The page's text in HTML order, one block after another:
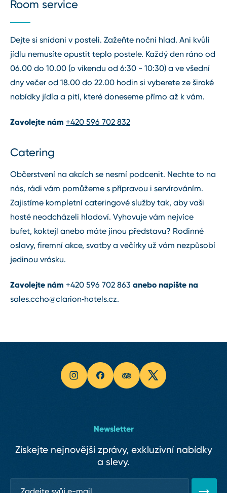
Room service
Dejte si snídani v posteli. Zažeňte noční hlad. Ani kvůli
jídlu nemusíte opustit teplo postele. Každý den ráno od
06.00 do 10.00 (o víkendu od 6:30 ⁠-⁠ 10:30) a ve všední
dny večer od 18.00 do 22.00 hodin si vyberete ze široké
nabídky jídla a pití, které doneseme přímo až k vám.
Zavolejte nám +420 596 702 832
Catering
Občerstvení na akcích se nesmí podcenit. Nechte to na
nás, rádi vám pomůžeme s přípravou i servírováním.
Zajistíme kompletní cateringové služby tak, aby vaši
hosté neodcházeli hladoví. Vyhovuje vám nejvíce
bufet, koktejl anebo máte jinou představu? Rodinné
oslavy, firemní akce, svatby a večírky už vám nezpůsobí
jedinou vrásku.
Zavolejte nám +420 596 702 863 anebo napište na
sales.ccho@clarion‑hotels.cz.
Newsletter
Získejte nejnovější zprávy, exkluzivní nabídky
a slevy.